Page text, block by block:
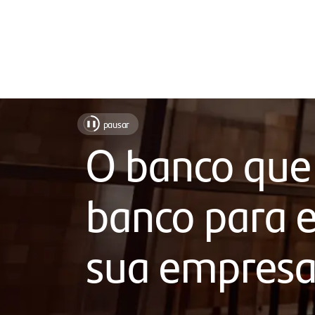
sua
atendimento
❚❚ pausar
O banco
banco para
sua